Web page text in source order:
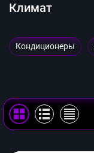
Климат
Кондиционеры